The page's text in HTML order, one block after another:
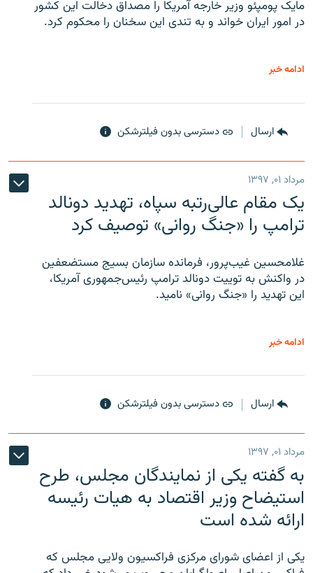
مایک پومپئو وزیر خارجه آمریکا را مصداق دخالت این کشور
در امور ایران خواند و به تندی این سخنان را محکوم کرد.
ادامه خبر
ارسال دسترسی بدون فیلترشکن
مرداد ۰۱, ۱۳۹۷
یک مقام عالی‌رتبه سپاه، تهدید دونالد
ترامپ را «جنگ روانی» توصیف کرد
غلامحسین غیب‌پرور، فرمانده سازمان بسیج مستضعفین
در واکنش به توییت دونالد ترامپ رئیس‌جمهوری آمریکا،
این تهدید را «جنگ روانی» نامید.
ادامه خبر
ارسال دسترسی بدون فیلترشکن
مرداد ۰۱, ۱۳۹۷
به گفته یکی از نمایندگان مجلس، طرح
استیضاح وزیر اقتصاد به هیات رئیسه
ارائه شده است
یکی از اعضای شورای مرکزی فراکسیون ولایی مجلس که